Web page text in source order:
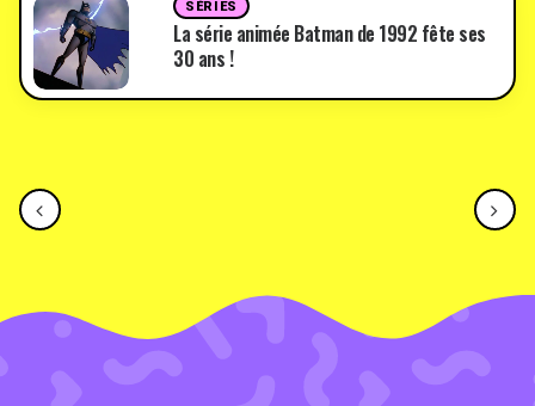
SÉRIES
La série animée Batman de 1992 fête ses
30 ans !